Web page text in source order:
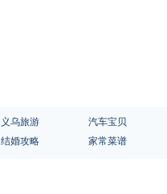
义乌旅游 汽车宝贝
结婚攻略 家常菜谱